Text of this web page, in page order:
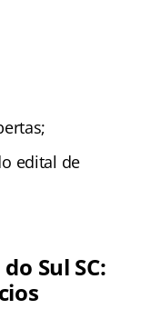
edital de
Sul SC: